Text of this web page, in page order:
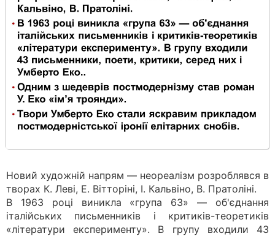
Новий художній напрям — неореалізм розроблявся в
творах К. Леві, Е. Вітторіні, І. Кальвіно, В. Пратоліні.
В 1963 році виникла «група 63» — об'єднання
італійських письменників і критиків-теоретиків
«літератури експерименту». В групу входили 43